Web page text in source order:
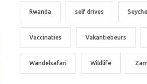
Rwanda self drives
Vaccinaties Vakantiebeurs
Wandelsafari Wildlife